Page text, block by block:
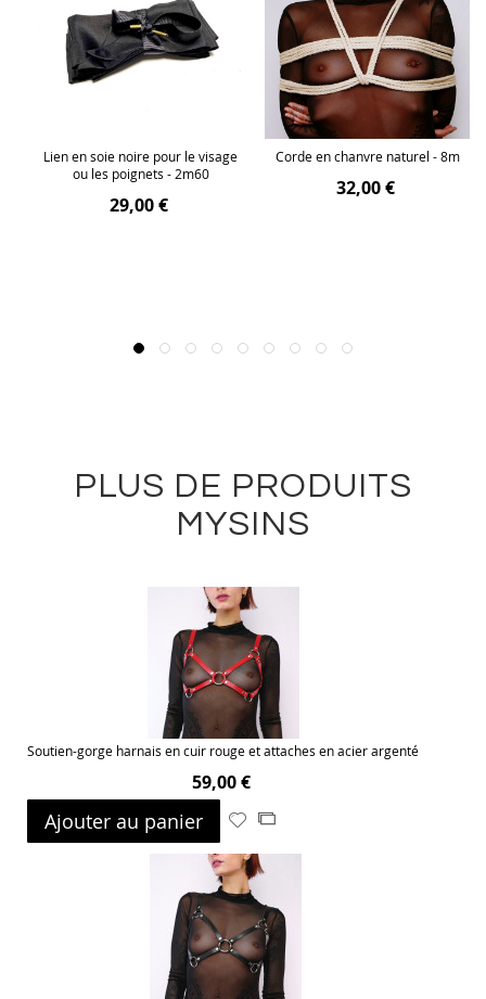
Lien en soie noire pour le visage
ou les poignets - 2m60
29,00 €
Corde en chanvre naturel - 8m
32,00 €
PLUS DE PRODUITS
MYSINS
Soutien-gorge harnais en cuir rouge et attaches en acier argenté
59,00 €
Ajouter au panier
Ajouter
ma
liste
d’envie
Ajouter